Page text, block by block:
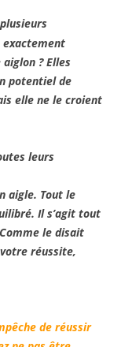
exactement
? Elles
potentiel de
elle ne le croient
leurs
aigle. Tout le
Il s’agit tout
le disait
réussite,
de réussir